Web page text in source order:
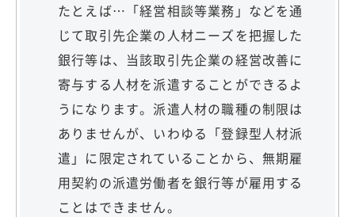
たとえば…「経営相談等業務」などを通
じて取引先企業の人材ニーズを把握した
銀行等は、当該取引先企業の経営改善に
寄与する人材を派遣することができるよ
うになります。派遣人材の職種の制限は
ありませんが、いわゆる「登録型人材派
遣」に限定されていることから、無期雇
用契約の派遣労働者を銀行等が雇用する
ことはできません。